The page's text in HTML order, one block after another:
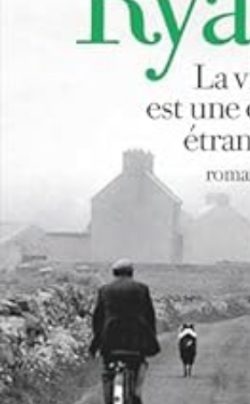
LIRE LA SUITE